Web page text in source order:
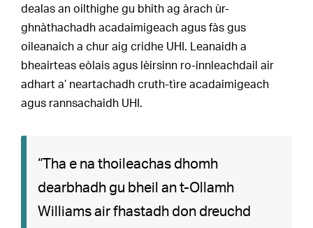
dealas an oilthighe gu bhith ag àrach ùr-
ghnàthachadh acadaimigeach agus fàs gus
oileanaich a chur aig cridhe UHI. Leanaidh a
bheairteas eòlais agus lèirsinn ro-innleachdail air
adhart a’ neartachadh cruth-tìre acadaimigeach
agus rannsachaidh UHI.
“Tha e na thoileachas dhomh
dearbhadh gu bheil an t-Ollamh
Williams air fhastadh don dreuchd